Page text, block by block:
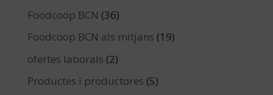
Foodcoop BCN (36)
Foodcoop BCN als mitjans (19)
ofertes laborals (2)
Productes i productores (5)